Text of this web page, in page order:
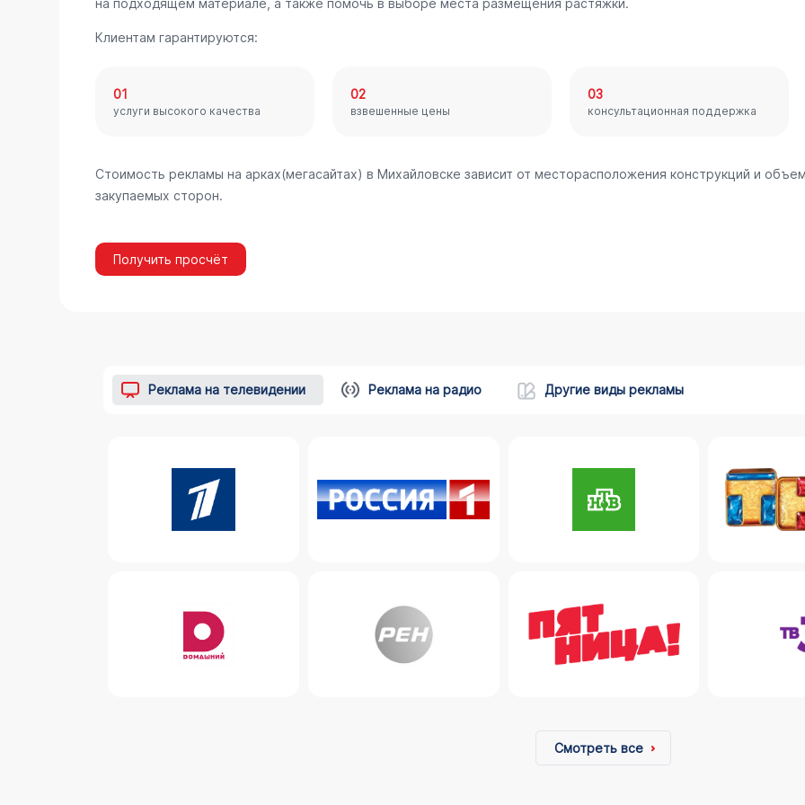
на подходящем материале, а также помочь в выборе места размещения растяжки.
Клиентам гарантируются:
01
услуги высокого качества
02
взвешенные цены
03
консультационная поддержка
Стоимость рекламы на арках(мегасайтах) в Михайловске зависит от месторасположения конструкций и
закупаемых сторон.
Получить просчёт
Реклама на телевидении Реклама на радио Другие виды рекламы
Смотреть все